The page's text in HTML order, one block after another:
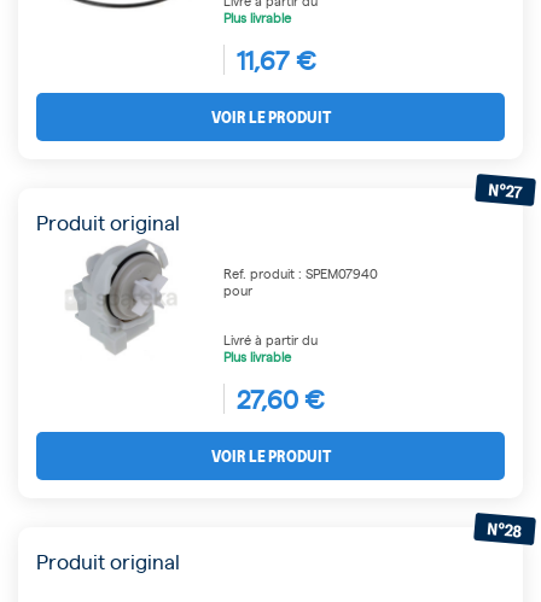
Plus livrable
11,67 €
VOIR LE PRODUIT
Produit original
N°27
Ref. produit : SPEM07940
pour
Livré à partir du
Plus livrable
27,60 €
VOIR LE PRODUIT
Produit original
N°28